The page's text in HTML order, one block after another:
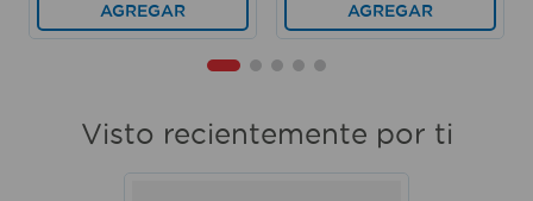
AGREGAR AGREGAR
Visto recientemente por ti